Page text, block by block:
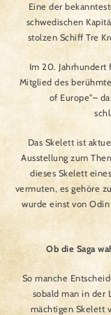
Eine der
schwedischen
stolzen Schiff Tre
Im 20. Jahrhundert
Mitglied des
of Europe"–
Das Skelett ist
Ausstellung zum
dieses Skelett
vermuten, es gehöre
wurde einst von
Ob die Saga
So manche
sobald man in der
mächtigen Skelett